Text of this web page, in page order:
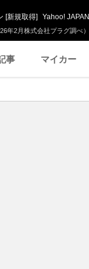
年2月株式会社プラグ調べ）
[新規取得] Yahoo! JAPAN
事 マイカー